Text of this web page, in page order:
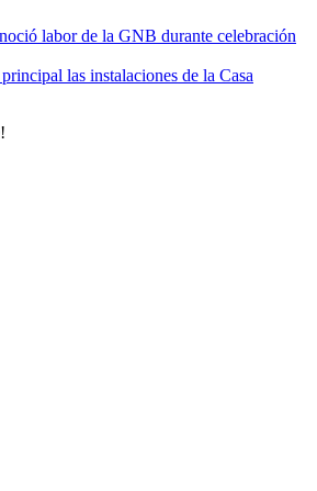
labor de la GNB durante celebración
las instalaciones de la Casa